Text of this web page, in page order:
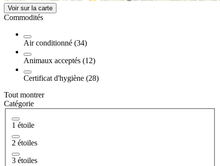
Voir sur la carte
Commodités
Air conditionné (34)
Animaux acceptés (12)
Certificat d'hygiène (28)
Tout montrer
Catégorie
1 étoile
2 étoiles
3 étoiles